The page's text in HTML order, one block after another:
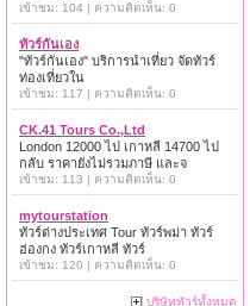
เข้าชม: 104 | ความคิดเห็น: 0
ทัวร์กันเอง
"ทัวร์กันเอง" บริการนำเที่ยว จัดทัวร์
ท่องเที่ยวใน
เข้าชม: 117 | ความคิดเห็น: 0
CK.41 Tours Co.,Ltd
London 12000 ไป เกาหลี 14700 ไป
กลับ ราคายังไม่รวมภาษี และจ
เข้าชม: 113 | ความคิดเห็น: 0
mytourstation
ทัวร์ต่างประเทศ Tour ทัวร์พม่า ทัวร์
ฮ่องกง ทัวร์เกาหลี ทัวร์
เข้าชม: 120 | ความคิดเห็น: 0
บริษัททัวร์ทั้งหมด